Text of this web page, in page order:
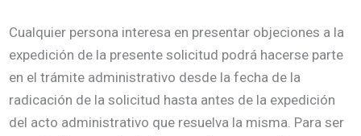
Cualquier persona interesa en presentar objeciones a la
expedición de la presente solicitud podrá hacerse parte
en el trámite administrativo desde la fecha de la
radicación de la solicitud hasta antes de la expedición
del acto administrativo que resuelva la misma. Para ser